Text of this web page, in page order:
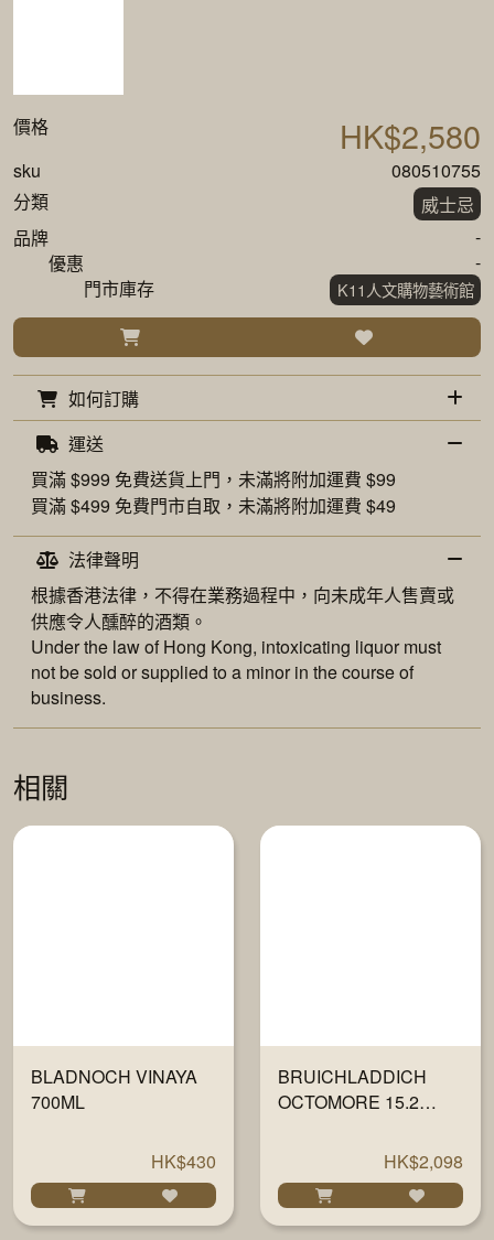
價格 HK$2,580
sku
080510755
分類
威士忌
品牌
-
優惠
-
門市庫存
K11人文購物藝術館
如何訂購
運送
買滿 $999 免費送貨上門 ，未滿將附加運費 $99
買滿 $499 免費門市自取 ，未滿將附加運費 $49
法律聲明
根據香港法律，不得在業務過程中，向未成年人售賣或
供應令人醺醉的酒類。
Under the law of Hong Kong, intoxicating liquor must
not be sold or supplied to a minor in the course of
business.
相關
BLADNOCH VINAYA
700ML
HK$430
BRUICHLADDICH
OCTOMORE 15.2
HK$2,098